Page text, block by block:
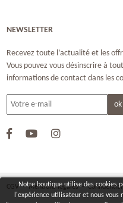
Notre boutique utilise des cookies
l'expérience utilisateur et nous vous
NEWSLETTER
Recevez toute l’actualité et les
Vous pouvez vous désinscrire à
informations de contact dans les
CGV-Mentions légales-